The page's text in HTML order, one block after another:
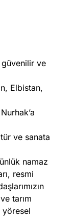
güvenilir ve
Elbistan,
ve sanata
namaz
resmi
tarım
yöresel